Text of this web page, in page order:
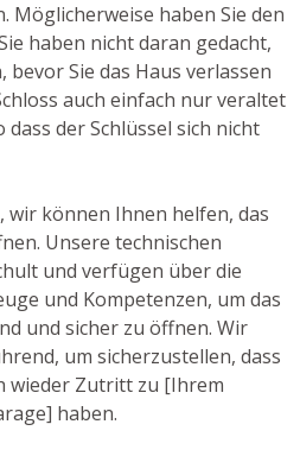
Möglicherweise haben Sie den
haben nicht daran gedacht,
bevor Sie das Haus verlassen
auch einfach nur veraltet
der Schlüssel sich nicht
wir können Ihnen helfen, das
Unsere technischen
und verfügen über die
und Kompetenzen, um das
und sicher zu öffnen. Wir
um sicherzustellen, dass
wieder Zutritt zu [Ihrem
haben.